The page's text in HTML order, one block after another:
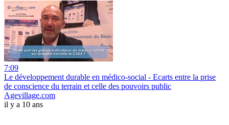
7:09
Le développement durable en médico-social - Ecarts entre la prise
de conscience du terrain et celle des pouvoirs public
Agevillage.com
il y a 10 ans